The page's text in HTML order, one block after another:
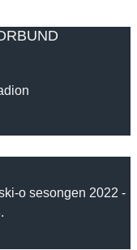
o sesongen 2022 -